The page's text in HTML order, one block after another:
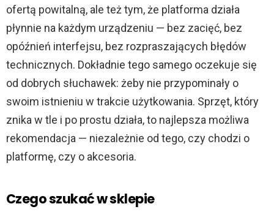
ofertą powitalną, ale też tym, że platforma działa
płynnie na każdym urządzeniu — bez zacięć, bez
opóźnień interfejsu, bez rozpraszających błędów
technicznych. Dokładnie tego samego oczekuje się
od dobrych słuchawek: żeby nie przypominały o
swoim istnieniu w trakcie użytkowania. Sprzęt, który
znika w tle i po prostu działa, to najlepsza możliwa
rekomendacja — niezależnie od tego, czy chodzi o
platformę, czy o akcesoria.
Czego szukać w sklepie